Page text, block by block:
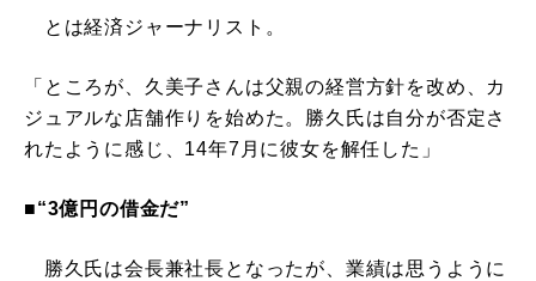
とは経済ジャーナリスト。
「ところが、久美子さんは父親の経営方針を改め、カ
ジュアルな店舗作りを始めた。勝久氏は自分が否定さ
れたように感じ、14年7月に彼女を解任した」
■“3億円の借金だ”
勝久氏は会長兼社長となったが、業績は思うように